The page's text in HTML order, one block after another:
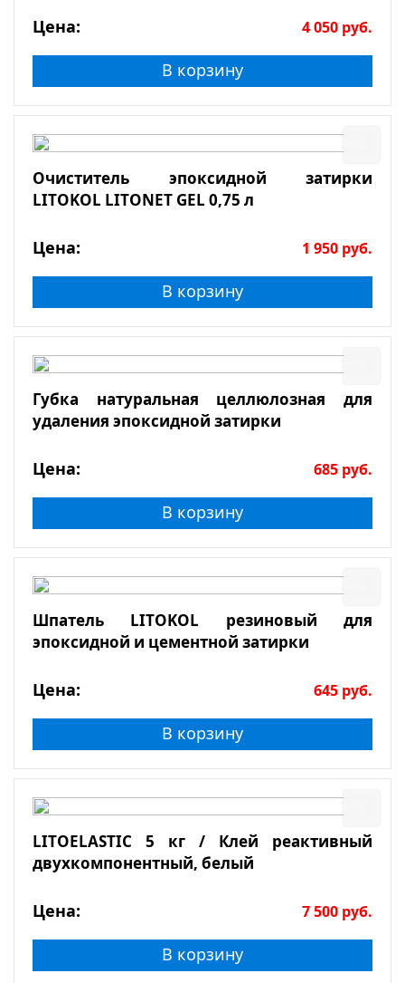
Цена: 4 050 руб.
В корзину
Очиститель эпоксидной затирки
LITOKOL LITONET GEL 0,75 л
Цена: 1 950 руб.
В корзину
Губка натуральная целлюлозная для
удаления эпоксидной затирки
Цена: 685 руб.
В корзину
Шпатель LITOKOL резиновый для
эпоксидной и цементной затирки
Цена: 645 руб.
В корзину
LITOELASTIC 5 кг / Клей реактивный
двухкомпонентный, белый
Цена: 7 500 руб.
В корзину